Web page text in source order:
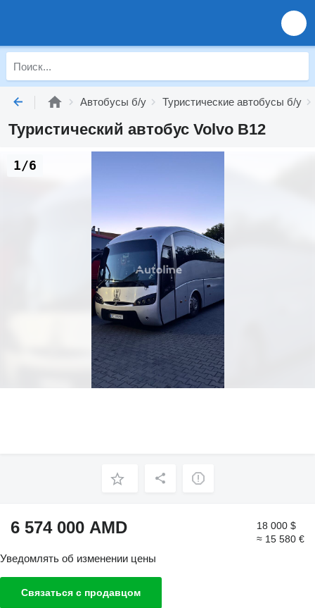
Автобусы б/у Туристические автобусы б/у
Туристический автобус Volvo B12
1/6
6 574 000 AMD
18 000 $
≈ 15 580 €
Уведомлять об изменении цены
Связаться с продавцом